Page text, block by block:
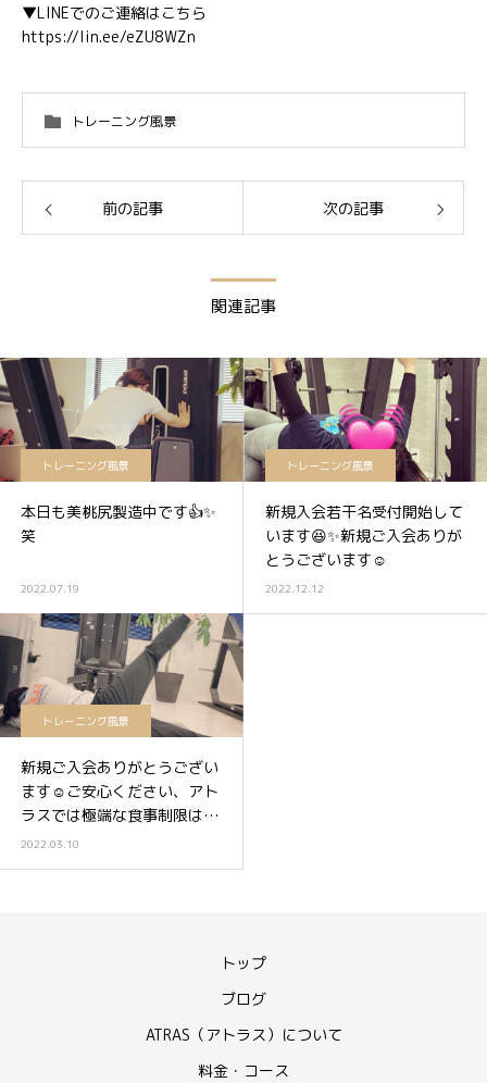
▼LINEでのご連絡はこちら
https://lin.ee/eZU8WZn
トレーニング風景
前の記事 次の記事
関連記事
トレーニング風景
本日も美桃尻製造中です👍✨
笑
2022.07.19
トレーニング風景
新規入会若干名受付開始して
います😆✨新規ご入会ありが
とうございます☺️
2022.12.12
トレーニング風景
新規ご入会ありがとうござい
ます☺️ご安心ください、アト
ラスでは極端な食事制限は勧
めていません✋😊
2022.03.10
トップ
ブログ
ATRAS（アトラス）について
料金・コース